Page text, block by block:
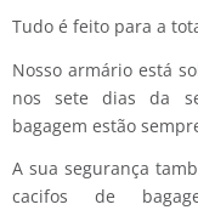
Tudo é feito para a
Nosso armário está
nos sete dias da
bagagem estão
A sua segurança
cacifos de